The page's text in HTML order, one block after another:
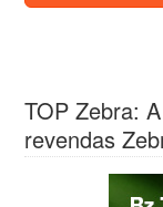
TOP Zebra:
revendas